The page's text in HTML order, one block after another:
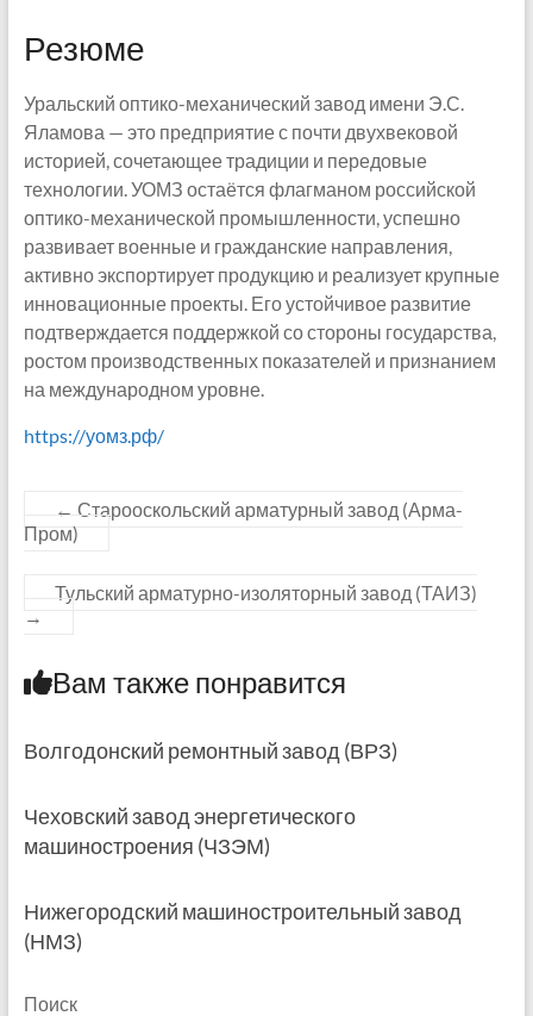
Резюме
Уральский оптико-механический завод имени Э.С.
Яламова — это предприятие с почти двухвековой
историей, сочетающее традиции и передовые
технологии. УОМЗ остаётся флагманом российской
оптико-механической промышленности, успешно
развивает военные и гражданские направления,
активно экспортирует продукцию и реализует крупные
инновационные проекты. Его устойчивое развитие
подтверждается поддержкой со стороны государства,
ростом производственных показателей и признанием
на международном уровне.
https://уомз.рф/
← Старооскольский арматурный завод (Арма-
Пром)
Тульский арматурно-изоляторный завод (ТАИЗ)
→
Вам также понравится
Волгодонский ремонтный завод (ВРЗ)
Чеховский завод энергетического
машиностроения (ЧЗЭМ)
Нижегородский машиностроительный завод
(НМЗ)
Поиск